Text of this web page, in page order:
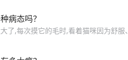
病态吗？
了,每次摸它的毛时,看着猫咪因为舒